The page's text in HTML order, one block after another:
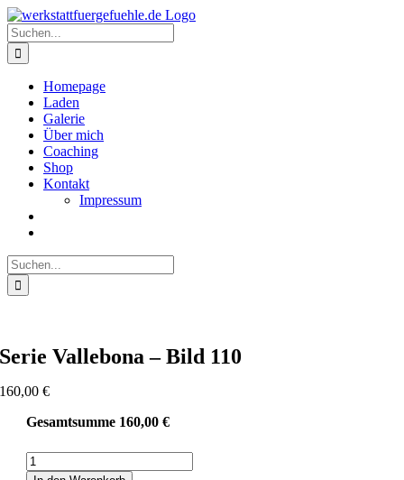
Zum
Inhalt
springen
Suche
nach:
Homepage
Laden
Galerie
Über mich
Coaching
Shop
Kontakt
Impressum
Suche
nach:
Serie Vallebona – Bild 110
160,00€
Gesamtsumme 160,00€
Serie
Vallebona